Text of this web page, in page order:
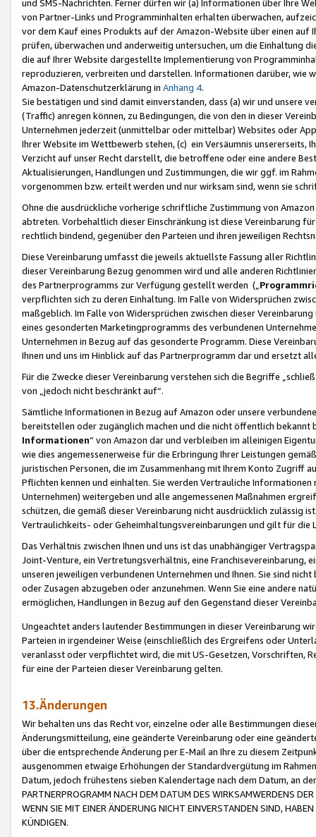
und SMS-Nachrichten. Ferner dürfen wir (a) Informationen über Ihre
von Partner-Links und Programminhalten erhalten überwachen,
vor dem Kauf eines Produkts auf der Amazon-Website über einen
prüfen, überwachen und anderweitig untersuchen, um die Einhaltung
die auf Ihrer Website dargestellte Implementierung von
reproduzieren, verbreiten und darstellen. Informationen darüber, wie
Amazon-Datenschutzerklärung in Anhang 4.
Sie bestätigen und sind damit einverstanden, dass (a) wir und
(Traffic) anregen können, zu Bedingungen, die von den in dieser
Unternehmen jederzeit (unmittelbar oder mittelbar) Websites oder
Ihrer Website im Wettbewerb stehen, (c) ein Versäumnis unsererseits,
Verzicht auf unser Recht darstellt, die betroffene oder eine andere
Aktualisierungen, Handlungen und Zustimmungen, die wir ggf. im
vorgenommen bzw. erteilt werden und nur wirksam sind, wenn sie
Ohne die ausdrückliche vorherige schriftliche Zustimmung von
abtreten. Vorbehaltlich dieser Einschränkung ist diese Vereinbarung
rechtlich bindend, gegenüber den Parteien und ihren jeweiligen
Diese Vereinbarung umfasst die jeweils aktuellste Fassung aller
dieser Vereinbarung Bezug genommen wird und alle anderen
des Partnerprogramms zur Verfügung gestellt werden („
verpflichten sich zu deren Einhaltung. Im Falle von Widersprüchen
maßgeblich. Im Falle von Widersprüchen zwischen dieser
eines gesonderten Marketingprogramms des verbundenen
Unternehmen in Bezug auf das gesonderte Programm. Diese
Ihnen und uns im Hinblick auf das Partnerprogramm dar und ersetzt
Für die Zwecke dieser Vereinbarung verstehen sich die Begriffe
von „jedoch nicht beschränkt auf“.
Sämtliche Informationen in Bezug auf Amazon oder unsere
bereitstellen oder zugänglich machen und die nicht öffentlich
Informationen“ von Amazon dar und verbleiben im alleinigen
wie dies angemessenerweise für die Erbringung Ihrer Leistungen
juristischen Personen, die im Zusammenhang mit Ihrem Konto
Pflichten kennen und einhalten. Sie werden Vertrauliche
Unternehmen) weitergeben und alle angemessenen Maßnahmen
schützen, die gemäß dieser Vereinbarung nicht ausdrücklich zulässig
Vertraulichkeits- oder Geheimhaltungsvereinbarungen und gilt für die
Das Verhältnis zwischen Ihnen und uns ist das unabhängiger
Joint-Venture, ein Vertretungsverhältnis, eine Franchisevereinbarung,
unseren jeweiligen verbundenen Unternehmen und Ihnen. Sie sind
oder Zusagen abzugeben oder anzunehmen. Wenn Sie eine andere
ermöglichen, Handlungen in Bezug auf den Gegenstand dieser
Ungeachtet anders lautender Bestimmungen in dieser Vereinbarung
Parteien in irgendeiner Weise (einschließlich des Ergreifens oder
veranlasst oder verpflichtet wird, die mit US-Gesetzen, Vorschriften,
für eine der Parteien dieser Vereinbarung gelten.
13.Änderungen
Wir behalten uns das Recht vor, einzelne oder alle Bestimmungen
Änderungsmitteilung, eine geänderte Vereinbarung oder eine
über die entsprechende Änderung per E-Mail an Ihre zu diesem
ausgenommen etwaige Erhöhungen der Standardvergütung im
Datum, jedoch frühestens sieben Kalendertage nach dem Datum, an
PARTNERPROGRAMM NACH DEM DATUM DES WIRKSAMWERDENS
WENN SIE MIT EINER ÄNDERUNG NICHT EINVERSTANDEN SIND,
KÜNDIGEN.